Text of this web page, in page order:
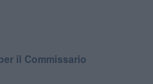
il Commissario